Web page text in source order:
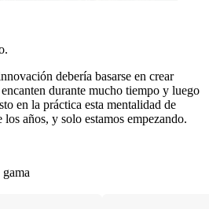
debería basarse en crear
durante mucho tiempo y luego
en la práctica esta mentalidad de
años, y solo estamos empezando.